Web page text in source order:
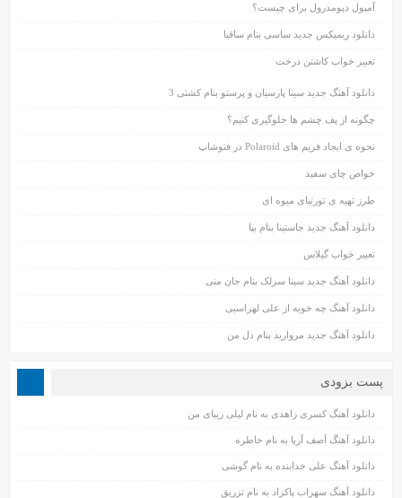
آمپول دپومدرول برای چیست؟
دانلود ریمیکس جدید ساسی بنام ساقیا
تعبیر خواب کاشتن درخت
دانلود آهنگ جدید سینا پارسیان و پرستو بنام کشتی 3
چگونه از پف چشم ها جلوگیری کنیم؟
نحوه ی ایجاد فریم های Polaroid در فتوشاپ
خواص چای سفید
طرز تهیه ی تورتیای میوه ای
دانلود آهنگ جدید جاستینا بنام بپا
تعبیر خواب گیلاس
دانلود آهنگ جدید سینا سرلک بنام جان منی
دانلود آهنگ چه خوبه از علی لهراسبی
دانلود آهنگ جدید مروارید بنام دل من
پست بزودی
دانلود آهنگ کسری زاهدی به نام لیلی زیبای من
دانلود آهنگ آصف آریا به نام خاطره
دانلود آهنگ علی خدابنده به نام گوشی
دانلود آهنگ سهراب پاکزاد به نام تزریق